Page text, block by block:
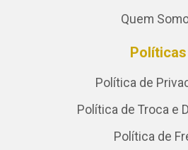
Quem
Políticas
Política de
Política de Troca e
Política de